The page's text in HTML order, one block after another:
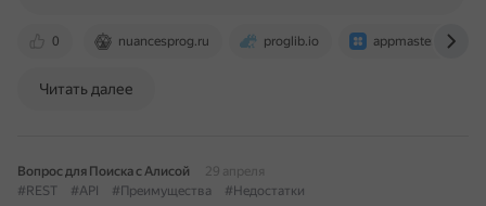
0 nuancesprog.ru proglib.io appmaster.io
Читать далее
Вопрос для Поиска с Алисой
29 апреля
#REST
#API #Преимущества #Недостатки